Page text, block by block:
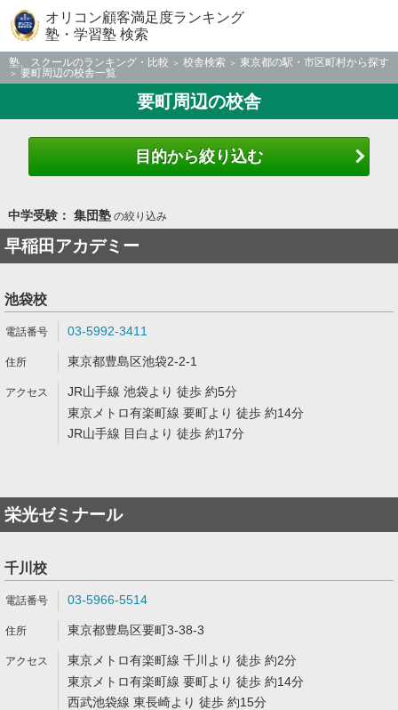
オリコン顧客満足度ランキング
塾・学習塾 検索
塾、スクールのランキング・比較 校舎検索
東京都の駅・市区町村から探す
要町周辺の校舎一覧
要町周辺の校舎
目的から絞り込む
中学受験： 集団塾の絞り込み
早稲田アカデミー
池袋校
03-5992-3411
東京都豊島区池袋2-2-1
JR山手線 池袋より 徒歩 約5分
東京メトロ有楽町線 要町より 徒歩 約14分
JR山手線 目白より 徒歩 約17分
栄光ゼミナール
千川校
03-5966-5514
東京都豊島区要町3-38-3
東京メトロ有楽町線 千川より 徒歩 約2分
東京メトロ有楽町線 要町より 徒歩 約14分
西武池袋線 東長崎より 徒歩 約15分